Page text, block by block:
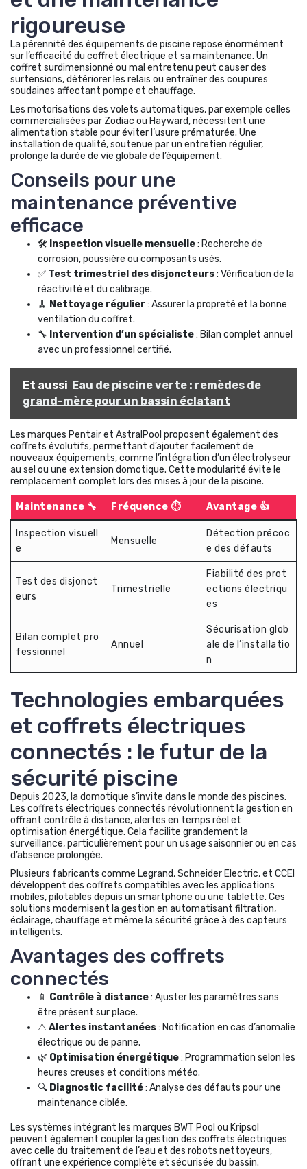
rigoureuse
La pérennité des équipements de piscine repose énormément
sur l’efficacité du coffret électrique et sa maintenance. Un
coffret surdimensionné ou mal entretenu peut causer des
surtensions, détériorer les relais ou entraîner des coupures
soudaines affectant pompe et chauffage.
Les motorisations des volets automatiques, par exemple celles
commercialisées par Zodiac ou Hayward, nécessitent une
alimentation stable pour éviter l’usure prématurée. Une
installation de qualité, soutenue par un entretien régulier,
prolonge la durée de vie globale de l’équipement.
Conseils pour une
maintenance préventive
efficace
🛠️ Inspection visuelle mensuelle: Recherche de
corrosion, poussière ou composants usés.
✅ Test trimestriel des disjoncteurs: Vérification de la
réactivité et du calibrage.
🧹 Nettoyage régulier: Assurer la propreté et la bonne
ventilation du coffret.
🔧 Intervention d’un spécialiste: Bilan complet annuel
avec un professionnel certifié.
Et aussi Eau de piscine verte : remèdes de
grand-mère pour un bassin éclatant
Les marques Pentair et AstralPool proposent également des
coffrets évolutifs, permettant d’ajouter facilement de
nouveaux équipements, comme l’intégration d’un électrolyseur
au sel ou une extension domotique. Cette modularité évite le
remplacement complet lors des mises à jour de la piscine.
Maintenance 🔧 Fréquence ⏱️ Avantage 👍
Inspection visuell
e
Mensuelle
Détection précoc
e des défauts
Test des disjonct
eurs
Trimestrielle
Fiabilité des prot
ections électriqu
es
Bilan complet pro
fessionnel
Annuel
Sécurisation glob
ale de l’installatio
n
Technologies embarquées
et coffrets électriques
connectés : le futur de la
sécurité piscine
Depuis 2023, la domotique s’invite dans le monde des piscines.
Les coffrets électriques connectés révolutionnent la gestion en
offrant contrôle à distance, alertes en temps réel et
optimisation énergétique. Cela facilite grandement la
surveillance, particulièrement pour un usage saisonnier ou en cas
d’absence prolongée.
Plusieurs fabricants comme Legrand, Schneider Electric, et CCEI
développent des coffrets compatibles avec les applications
mobiles, pilotables depuis un smartphone ou une tablette. Ces
solutions modernisent la gestion en automatisant filtration,
éclairage, chauffage et même la sécurité grâce à des capteurs
intelligents.
Avantages des coffrets
connectés
📱 Contrôle à distance: Ajuster les paramètres sans
être présent sur place.
⚠️ Alertes instantanées: Notification en cas d’anomalie
électrique ou de panne.
🌿 Optimisation énergétique: Programmation selon les
heures creuses et conditions météo.
🔍 Diagnostic facilité: Analyse des défauts pour une
maintenance ciblée.
Les systèmes intégrant les marques BWT Pool ou Kripsol
peuvent également coupler la gestion des coffrets électriques
avec celle du traitement de l’eau et des robots nettoyeurs,
offrant une expérience complète et sécurisée du bassin.